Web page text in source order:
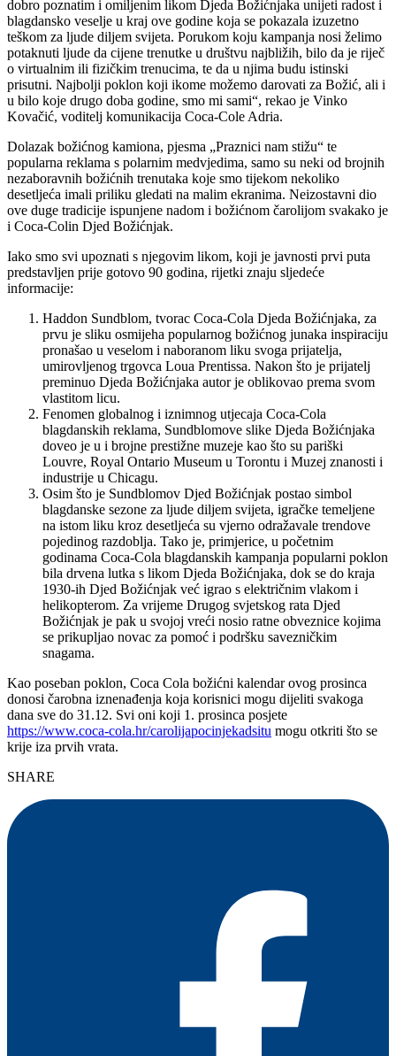
dobro poznatim i omiljenim likom Djeda Božićnjaka unijeti radost i
blagdansko veselje u kraj ove godine koja se pokazala izuzetno
teškom za ljude diljem svijeta. Porukom koju kampanja nosi želimo
potaknuti ljude da cijene trenutke u društvu najbližih, bilo da je riječ
o virtualnim ili fizičkim trenucima, te da u njima budu istinski
prisutni. Najbolji poklon koji ikome možemo darovati za Božić, ali i
u bilo koje drugo doba godine, smo mi sami“, rekao je Vinko
Kovačić, voditelj komunikacija Coca-Cole Adria.
Dolazak božićnog kamiona, pjesma „Praznici nam stižu“ te
popularna reklama s polarnim medvjedima, samo su neki od brojnih
nezaboravnih božićnih trenutaka koje smo tijekom nekoliko
desetljeća imali priliku gledati na malim ekranima. Neizostavni dio
ove duge tradicije ispunjene nadom i božićnom čarolijom svakako je
i Coca-Colin Djed Božićnjak.
Iako smo svi upoznati s njegovim likom, koji je javnosti prvi puta
predstavljen prije gotovo 90 godina, rijetki znaju sljedeće
informacije:
Haddon Sundblom, tvorac Coca-Cola Djeda Božićnjaka, za
prvu je sliku osmijeha popularnog božićnog junaka inspiraciju
pronašao u veselom i naboranom liku svoga prijatelja,
umirovljenog trgovca Loua Prentissa. Nakon što je prijatelj
preminuo Djeda Božićnjaka autor je oblikovao prema svom
vlastitom licu.
Fenomen globalnog i iznimnog utjecaja Coca-Cola
blagdanskih reklama, Sundblomove slike Djeda Božićnjaka
doveo je u i brojne prestižne muzeje kao što su pariški
Louvre, Royal Ontario Museum u Torontu i Muzej znanosti i
industrije u Chicagu.
Osim što je Sundblomov Djed Božićnjak postao simbol
blagdanske sezone za ljude diljem svijeta, igračke temeljene
na istom liku kroz desetljeća su vjerno odražavale trendove
pojedinog razdoblja. Tako je, primjerice, u početnim
godinama Coca-Cola blagdanskih kampanja popularni poklon
bila drvena lutka s likom Djeda Božićnjaka, dok se do kraja
1930-ih Djed Božićnjak već igrao s električnim vlakom i
helikopterom. Za vrijeme Drugog svjetskog rata Djed
Božićnjak je pak u svojoj vreći nosio ratne obveznice kojima
se prikupljao novac za pomoć i podršku savezničkim
snagama.
Kao poseban poklon, Coca Cola božićni kalendar ovog prosinca
donosi čarobna iznenađenja koja korisnici mogu dijeliti svakoga
dana sve do 31.12. Svi oni koji 1. prosinca posjete
https://www.coca-cola.hr/carolijapocinjekadsitu mogu otkriti što se
krije iza prvih vrata.
SHARE